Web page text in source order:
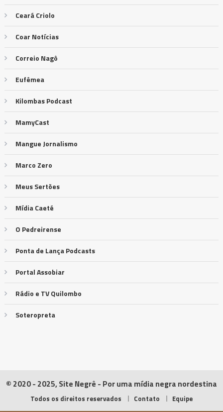
Ceará Criolo
Coar Notícias
Correio Nagô
Eufêmea
Kilombas Podcast
MamyCast
Mangue Jornalismo
Marco Zero
Meus Sertões
Mídia Caeté
O Pedreirense
Ponta de Lança Podcasts
Portal Assobiar
Rádio e TV Quilombo
Soteropreta
© 2020 - 2025, Site Negrê - Por uma mídia negra nordestina
Todos os direitos reservados Contato Equipe